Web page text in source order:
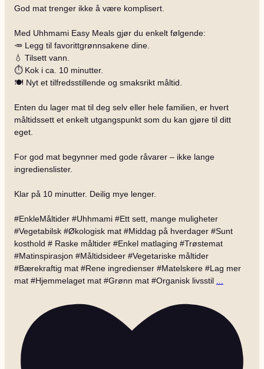
God mat trenger ikke å være komplisert.
Med Uhhmami Easy Meals gjør du enkelt følgende:
🥕 Legg til favorittgrønnsakene dine.
💧 Tilsett vann.
⏱️ Kok i ca. 10 minutter.
🍽️ Nyt et tilfredsstillende og smaksrikt måltid.
Enten du lager mat til deg selv eller hele familien, er hvert
måltidssett et enkelt utgangspunkt som du kan gjøre til ditt
eget.
For god mat begynner med gode råvarer – ikke lange
ingredienslister.
Klar på 10 minutter. Deilig mye lenger.
#EnkleMåltider #Uhhmami #Ett sett, mange muligheter
#Vegetabilsk #Økologisk mat #Middag på hverdager #Sunt
kosthold # Raske måltider #Enkel matlaging #Trøstemat
#Matinspirasjon #Måltidsideer #Vegetariske måltider
#Bærekraftig mat #Rene ingredienser #Matelskere #Lag mer
mat #Hjemmelaget mat #Grønn mat #Organisk livsstil